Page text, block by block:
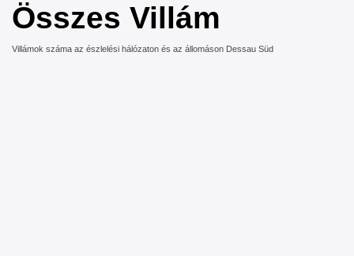
Összes Villám
Villámok száma az észlelési hálózaton és az állomáson Dessau Süd